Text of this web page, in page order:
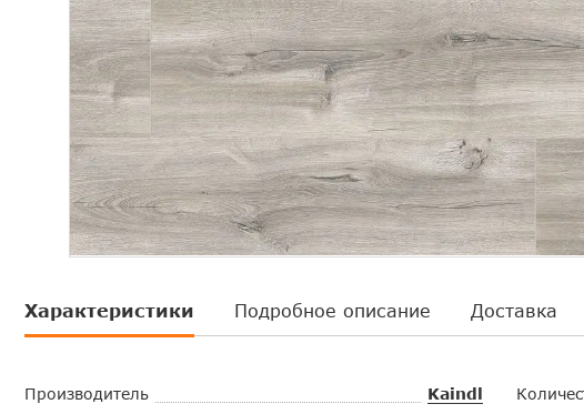
Характеристики Подробное описание Доставка
Производитель Kaindl